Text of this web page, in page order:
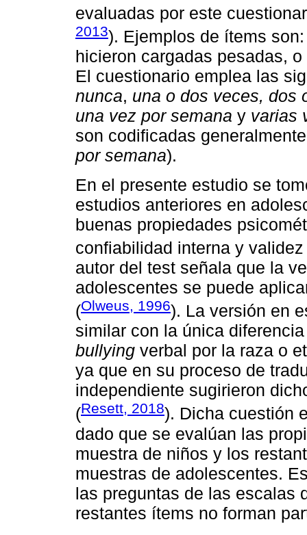
evaluadas por este
2013). Ejemplos de ítems
hicieron cargadas pesadas,
El cuestionario emplea las
nunca, una o dos veces, dos
una vez por semana y varias
son codificadas
por semana).
En el presente estudio se
estudios anteriores en
buenas propiedades
confiabilidad interna y
autor del test señala que la
adolescentes se puede
(Olweus, 1996). La versión en
similar con la única
bullying verbal por la raza o
ya que en su proceso de
independiente sugirieron
(Resett, 2018). Dicha cuestión
dado que se evalúan las
muestra de niños y los
muestras de adolescentes.
las preguntas de las escalas
restantes ítems no forman